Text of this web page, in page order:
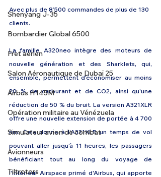
Shenyang J-35
Bombardier Global 6500
Fret aérien
Salon Aéronautique de Dubaï 25
Airbus H145M
Opération militaire au Vénézuela
Simulateur avion de combat
Avionneurs
Tiltrotors
Avec plus de 8’500 commandes de plus de 130
clients.
La famille A320neo intègre des moteurs de
nouvelle génération et des Sharklets, qui,
ensemble, permettent d'économiser au moins
20 % de carburant et de CO2, ainsi qu'une
réduction de 50 % du bruit. La version A321XLR
offre une nouvelle extension de portée à 4 700
nm. Cela donne à l'A321XLR un temps de vol
pouvant aller jusqu'à 11 heures, les passagers
bénéficiant tout au long du voyage de
l'intérieur Airspace primé d'Airbus, qui apporte